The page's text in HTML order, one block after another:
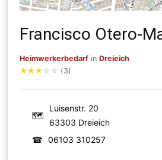
Francisco Otero-
Heimwerkerbedarf inDreieich
★★★ ☆ ☆ (3)
🗺
Luisenstr. 20
63303 Dreieich
☎
06103 310257